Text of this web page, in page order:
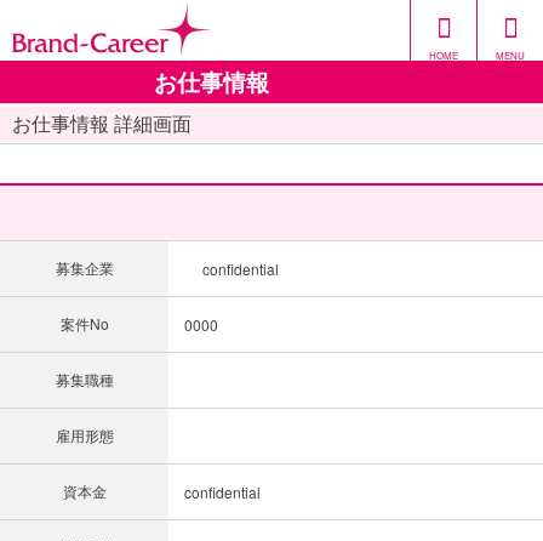
HOME MENU
お仕事情報
お仕事情報 詳細画面
募集企業 confidential
案件No 0000
募集職種
雇用形態
資本金 confidential